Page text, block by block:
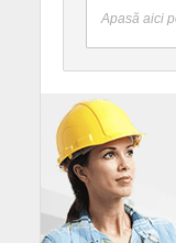
Apasă aici